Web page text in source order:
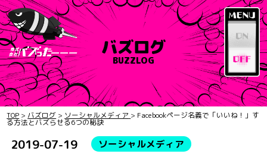
バズログ
BUZZLOG
TOP > バズログ > ソーシャルメディア > Facebookページ名義で「いいね！」す
る方法とバズらせる6つの秘訣
2019-07-19 ソーシャルメディア